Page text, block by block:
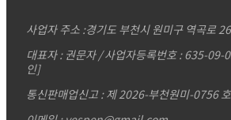
사업자 주소 :경기도 부천시 원미구 역곡로
대표자 : 권문자 / 사업자등록번호 : 635-09-
인]
통신판매업신고 : 제 2026-부천원미-0756 호